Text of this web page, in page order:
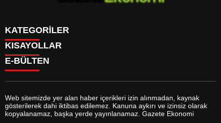
KATEGORİLER
GÜNDEM
DÜNYA
SİYASET
MAGAZİN
SAĞLIK
EĞİTİM
YAŞAM
KISAYOLLAR
BURÇLAR
FİKSTÜR
FİRMA EKLE
FİRMA REHBERİ
E-BÜLTEN
gazeteekonomi.com e-bültenine abone olarak, tarafınıza haber,
Web sitemizde yer alan haber içerikleri izin alınmadan, kaynak
gösterilerek dahi iktibas edilemez. Kanuna aykırı ve izinsiz olarak
kopyalanamaz, başka yerde yayınlanamaz. Gazete Ekonomi